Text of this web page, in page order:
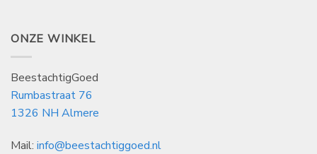
ONZE WINKEL
BeestachtigGoed
Rumbastraat 76
1326 NH Almere
Mail: info@beestachtiggoed.nl